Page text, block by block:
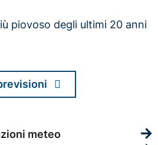
piovoso degli ultimi 20 anni
meteo